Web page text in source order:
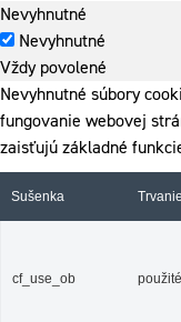
Nevyhnutné
Nevyhnutné
Vždy povolené
Nevyhnutné súbory
fungovanie webovej
zaisťujú základné
Sušenka Trvanie
cf_use_ob použité